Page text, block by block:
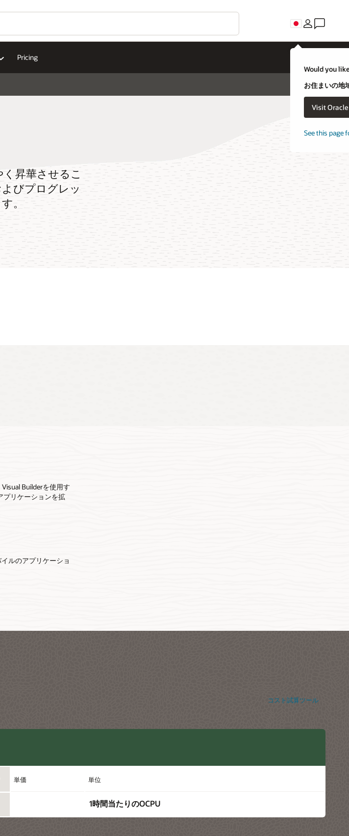
Would you
お住まいの地
Visit
See this page
Pricing
昇華させるこ
びプログレッ
。
のビジネスオブジェ
グの使用
は、ブラウザベース
りインストールしたり
する新しいオブジェク
ルチユーザーWebアプ
。
ユーザーが任意のデス
できます。
Builderを使用す
プリケーションを拡
ルのアプリケーショ
コスト試算ツール
単価 単位
1時間当たりのOCPU